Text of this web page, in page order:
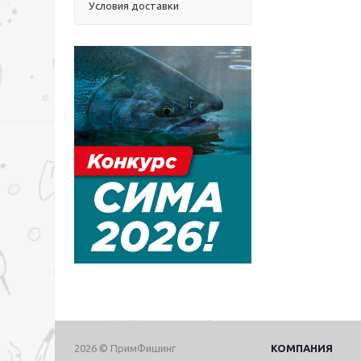
Условия доставки
2026 © ПримФишинг КОМПАНИЯ